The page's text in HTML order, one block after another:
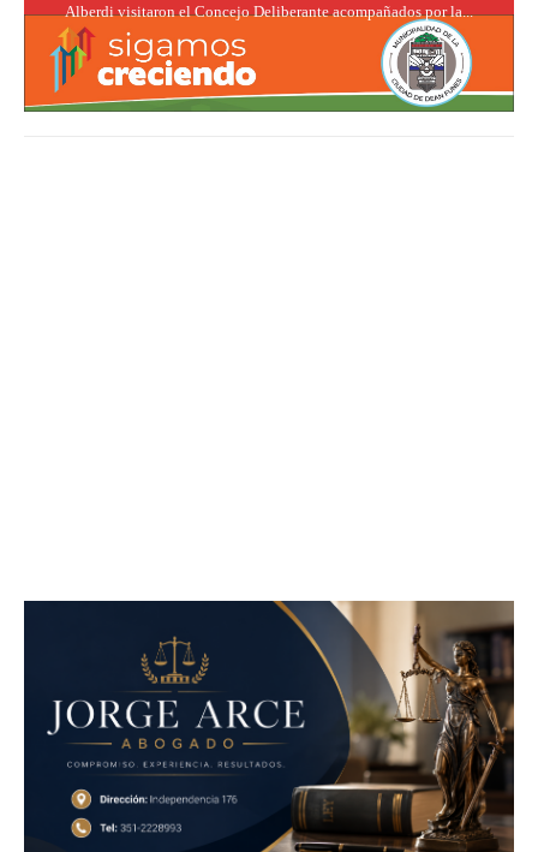
Alberdi visitaron el Concejo Deliberante acompañados por la...